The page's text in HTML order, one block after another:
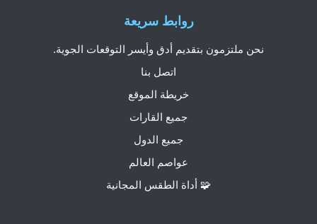
روابط سريعة
نحن ملتزمون بتقديم أدق وأيسر التوقعات الجوية.
اتصل بنا
خريطة الموقع
جميع القارات
جميع الدول
عواصم العالم
🧩 أداة الطقس المجانية